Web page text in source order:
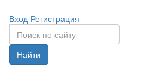
Вход Регистрация
Найти